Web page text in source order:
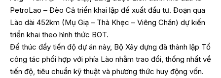
PetroLao – Đèo Cả triển khai lập đề xuất đầu tư. Đoạn qua
Lào dài 452km (Mụ Giạ – Thà Khẹc – Viêng Chăn) dự kiến
triển khai theo hình thức BOT.
Để thúc đẩy tiến độ dự án này, Bộ Xây dựng đã thành lập Tổ
công tác phối hợp với phía Lào nhằm trao đổi, thống nhất về
tiến độ, tiêu chuẩn kỹ thuật và phương thức huy động vốn.